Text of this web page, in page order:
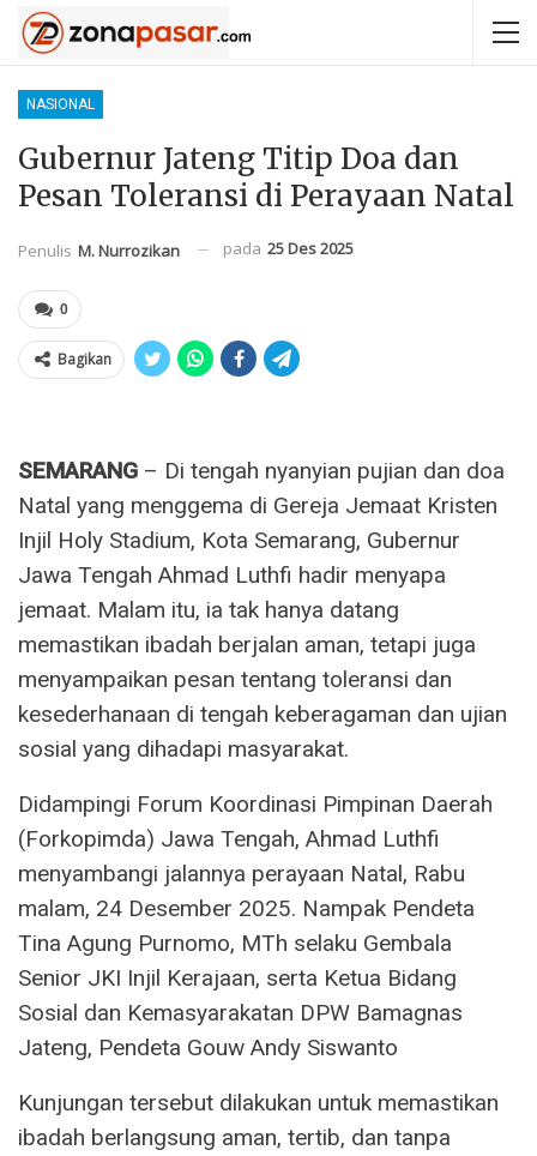
NASIONAL
Gubernur Jateng Titip Doa dan
Pesan Toleransi di Perayaan Natal
Penulis M. Nurrozikan pada 25 Des 2025
0
Bagikan
SEMARANG – Di tengah nyanyian pujian dan doa
Natal yang menggema di Gereja Jemaat Kristen
Injil Holy Stadium, Kota Semarang, Gubernur
Jawa Tengah Ahmad Luthfi hadir menyapa
jemaat. Malam itu, ia tak hanya datang
memastikan ibadah berjalan aman, tetapi juga
menyampaikan pesan tentang toleransi dan
kesederhanaan di tengah keberagaman dan ujian
sosial yang dihadapi masyarakat.
Didampingi Forum Koordinasi Pimpinan Daerah
(Forkopimda) Jawa Tengah, Ahmad Luthfi
menyambangi jalannya perayaan Natal, Rabu
malam, 24 Desember 2025. Nampak Pendeta
Tina Agung Purnomo, MTh selaku Gembala
Senior JKI Injil Kerajaan, serta Ketua Bidang
Sosial dan Kemasyarakatan DPW Bamagnas
Jateng, Pendeta Gouw Andy Siswanto
Kunjungan tersebut dilakukan untuk memastikan
ibadah berlangsung aman, tertib, dan tanpa